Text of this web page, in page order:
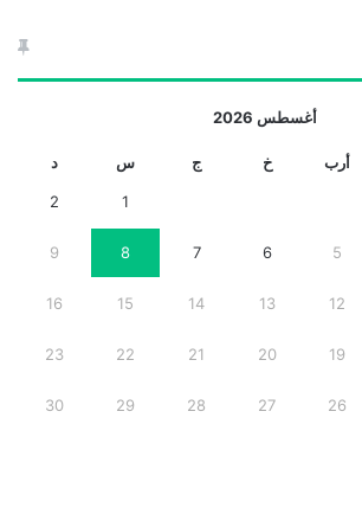
أغسطس 2026
أرب خ ج س د
1
2
5
6
7
8
9
12
13
14
15
16
19
20
21
22
23
26
27
28
29
30